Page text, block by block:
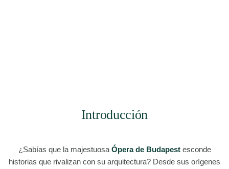
Introducción
¿Sabías que la majestuosa Ópera de Budapestesconde
historias que rivalizan con su arquitectura? Desde sus orígenes